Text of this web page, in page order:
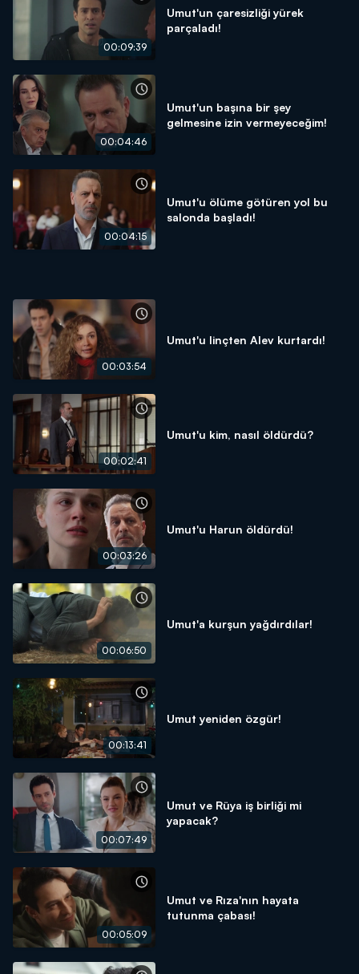
00:09:39
Umut'un çaresizliği yürek
parçaladı!
00:04:46
Umut'un başına bir şey
gelmesine izin vermeyeceğim!
00:04:15
Umut'u ölüme götüren yol bu
salonda başladı!
00:03:54
Umut'u linçten Alev kurtardı!
00:02:41
Umut'u kim, nasıl öldürdü?
00:03:26
Umut'u Harun öldürdü!
00:06:50
Umut'a kurşun yağdırdılar!
00:13:41
Umut yeniden özgür!
00:07:49
Umut ve Rüya iş birliği mi
yapacak?
00:05:09
Umut ve Rıza'nın hayata
tutunma çabası!